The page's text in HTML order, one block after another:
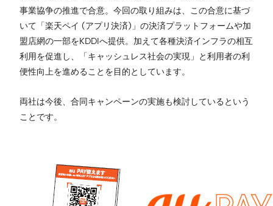
事業協争の推進で合意。今回の取り組みは、この合意に基づ
いて「楽天ペイ (アプリ決済)」の決済プラットフォームや加
盟店網の一部をKDDIへ提供。加えて各種決済インフラの相互
利用を促進し、「キャッシュレス社会の実現」と利用者の利
便性向上を進めることを目的としています。
両社は今後、合同キャンペーンの実施も検討しているという
ことです。